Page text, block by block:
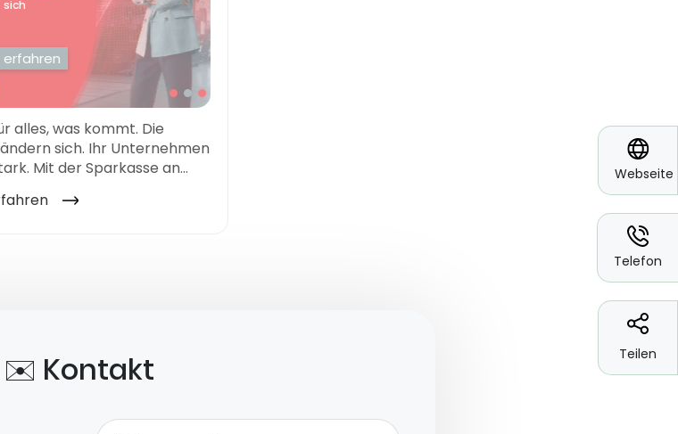
Webseite
Telefon
Teilen
✉️ Kontakt